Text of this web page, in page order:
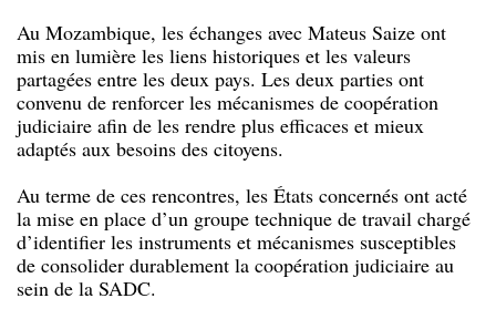
Au Mozambique, les échanges avec Mateus Saize ont
mis en lumière les liens historiques et les valeurs
partagées entre les deux pays. Les deux parties ont
convenu de renforcer les mécanismes de coopération
judiciaire afin de les rendre plus efficaces et mieux
adaptés aux besoins des citoyens.
Au terme de ces rencontres, les États concernés ont acté
la mise en place d’un groupe technique de travail chargé
d’identifier les instruments et mécanismes susceptibles
de consolider durablement la coopération judiciaire au
sein de la SADC.